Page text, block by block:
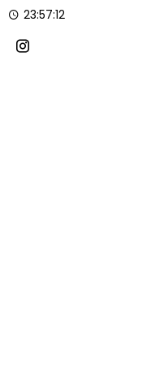
23:57:13